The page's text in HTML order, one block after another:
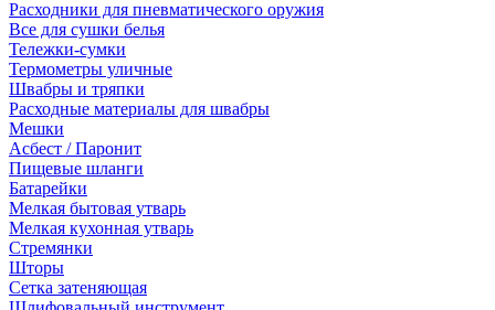
Расходники для пневматического оружия
Все для сушки белья
Тележки-сумки
Термометры уличные
Швабры и тряпки
Расходные материалы для швабры
Мешки
Асбест / Паронит
Пищевые шланги
Батарейки
Мелкая бытовая утварь
Мелкая кухонная утварь
Стремянки
Шторы
Сетка затеняющая